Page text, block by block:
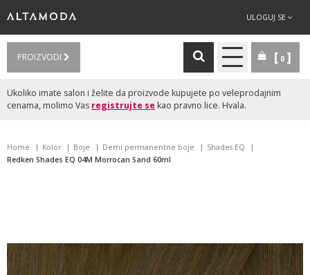
ULOGUJ SE
PROIZVODI 0
Ukoliko imate salon i želite da proizvode kupujete po veleprodajnim
cenama, molimo Vas registrujte se kao pravno lice. Hvala.
Home Kolor Boje Demi permanentne boje
Shades EQ
Redken Shades EQ 04M Morrocan Sand 60ml